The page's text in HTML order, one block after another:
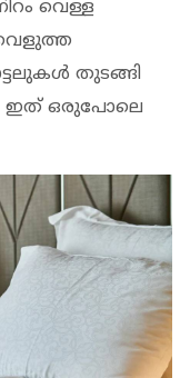
വെള്ള
തുടങ്ങി
ഇത് ഒരുപോലെ